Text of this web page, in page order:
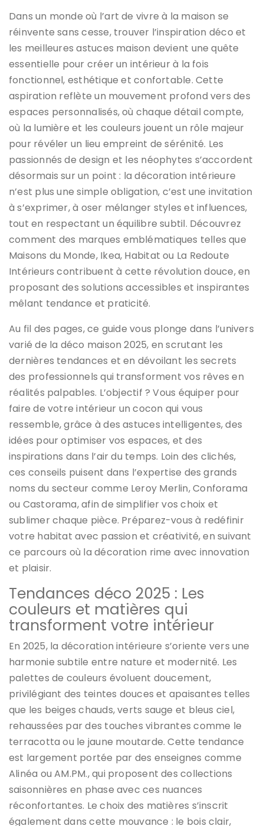
Dans un monde où l’art de vivre à la maison se
réinvente sans cesse, trouver l’inspiration déco et
les meilleures astuces maison devient une quête
essentielle pour créer un intérieur à la fois
fonctionnel, esthétique et confortable. Cette
aspiration reflète un mouvement profond vers des
espaces personnalisés, où chaque détail compte,
où la lumière et les couleurs jouent un rôle majeur
pour révéler un lieu empreint de sérénité. Les
passionnés de design et les néophytes s’accordent
désormais sur un point : la décoration intérieure
n’est plus une simple obligation, c’est une invitation
à s’exprimer, à oser mélanger styles et influences,
tout en respectant un équilibre subtil. Découvrez
comment des marques emblématiques telles que
Maisons du Monde, Ikea, Habitat ou La Redoute
Intérieurs contribuent à cette révolution douce, en
proposant des solutions accessibles et inspirantes
mêlant tendance et praticité.
Au fil des pages, ce guide vous plonge dans l’univers
varié de la déco maison 2025, en scrutant les
dernières tendances et en dévoilant les secrets
des professionnels qui transforment vos rêves en
réalités palpables. L’objectif ? Vous équiper pour
faire de votre intérieur un cocon qui vous
ressemble, grâce à des astuces intelligentes, des
idées pour optimiser vos espaces, et des
inspirations dans l’air du temps. Loin des clichés,
ces conseils puisent dans l’expertise des grands
noms du secteur comme Leroy Merlin, Conforama
ou Castorama, afin de simplifier vos choix et
sublimer chaque pièce. Préparez-vous à redéfinir
votre habitat avec passion et créativité, en suivant
ce parcours où la décoration rime avec innovation
et plaisir.
Tendances déco 2025 : Les
couleurs et matières qui
transforment votre intérieur
En 2025, la décoration intérieure s’oriente vers une
harmonie subtile entre nature et modernité. Les
palettes de couleurs évoluent doucement,
privilégiant des teintes douces et apaisantes telles
que les beiges chauds, verts sauge et bleus ciel,
rehaussées par des touches vibrantes comme le
terracotta ou le jaune moutarde. Cette tendance
est largement portée par des enseignes comme
Alinéa ou AM.PM., qui proposent des collections
saisonnières en phase avec ces nuances
réconfortantes. Le choix des matières s’inscrit
également dans cette mouvance : le bois clair,